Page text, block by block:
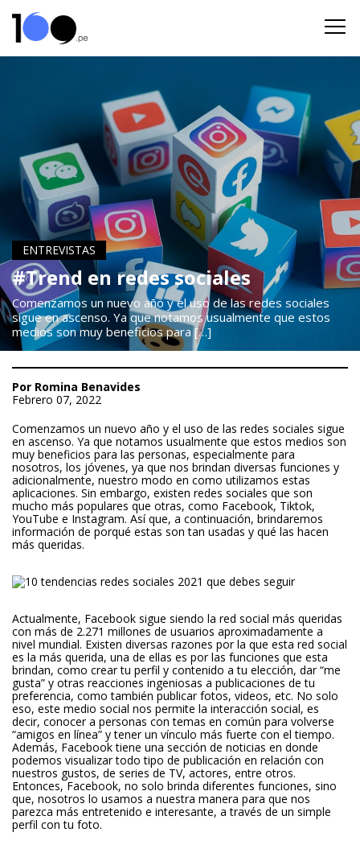
ENTREVISTAS
#Trend en redes sociales
Comenzamos un nuevo año y el uso de las redes sociales
sigue en ascenso. Ya que notamos usualmente que estos
medios son muy beneficios para […]
Por Romina Benavides
Febrero 07, 2022
Comenzamos un nuevo año y el uso de las redes sociales sigue
en ascenso. Ya que notamos usualmente que estos medios son
muy beneficios para las personas, especialmente para
nosotros, los jóvenes, ya que nos brindan diversas funciones y
adicionalmente, nuestro modo en como utilizamos estas
aplicaciones. Sin embargo, existen redes sociales que son
mucho más populares que otras, como Facebook, Tiktok,
YouTube e Instagram. Así que, a continuación, brindaremos
información de porqué estas son tan usadas y qué las hacen
más queridas.
Actualmente, Facebook sigue siendo la red social más queridas
con más de 2.271 millones de usuarios aproximadamente a
nivel mundial. Existen diversas razones por la que esta red social
es la más querida, una de ellas es por las funciones que esta
brindan, como crear tu perfil y contenido a tu elección, dar “me
gusta” y otras reacciones ingeniosas a publicaciones de tu
preferencia, como también publicar fotos, videos, etc. No solo
eso, este medio social nos permite la interacción social, es
decir, conocer a personas con temas en común para volverse
“amigos en línea” y tener un vínculo más fuerte con el tiempo.
Además, Facebook tiene una sección de noticias en donde
podemos visualizar todo tipo de publicación en relación con
nuestros gustos, de series de TV, actores, entre otros.
Entonces, Facebook, no solo brinda diferentes funciones, sino
que, nosotros lo usamos a nuestra manera para que nos
parezca más entretenido e interesante, a través de un simple
perfil con tu foto.